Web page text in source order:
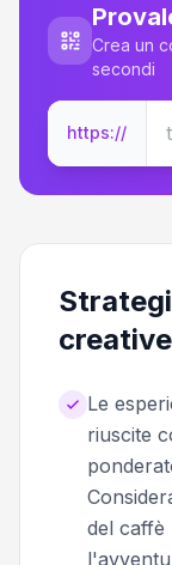
Crea un
secondi
https://
creative
Le
riuscite
del caffè